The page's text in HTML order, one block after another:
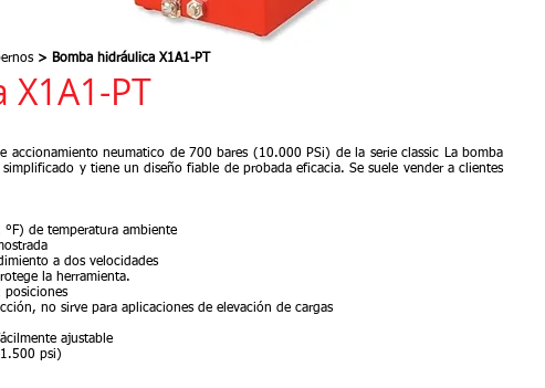
> Bomba hidráulica X1A1-PT
PT
accionamiento neumatico de 700 bares (10.000 PSi) de la serie classic La bomba
y tiene un diseño fiable de probada eficacia. Se suele vender a clientes
de temperatura ambiente
a dos velocidades
la herramienta.
no sirve para aplicaciones de elevación de cargas
ajustable
psi)